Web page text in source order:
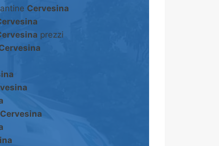
Cervesina
prezzi
Cervesina